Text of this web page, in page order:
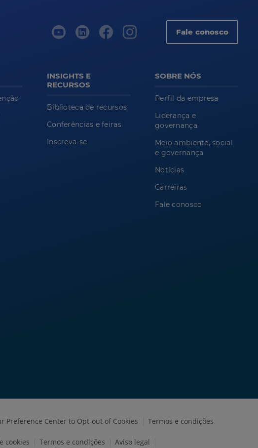
Fale conosco
INSIGHTS E
RECURSOS
Biblioteca de recursos
Conferências e feiras
Inscreva-se
SOBRE NÓS
Perfil da empresa
Liderança e
governança
Meio ambiente, social
e governança
Notícias
Carreiras
Fale conosco
Preference Center to Opt-out of Cookies
Termos e condições
cookies Termos e condições Aviso legal